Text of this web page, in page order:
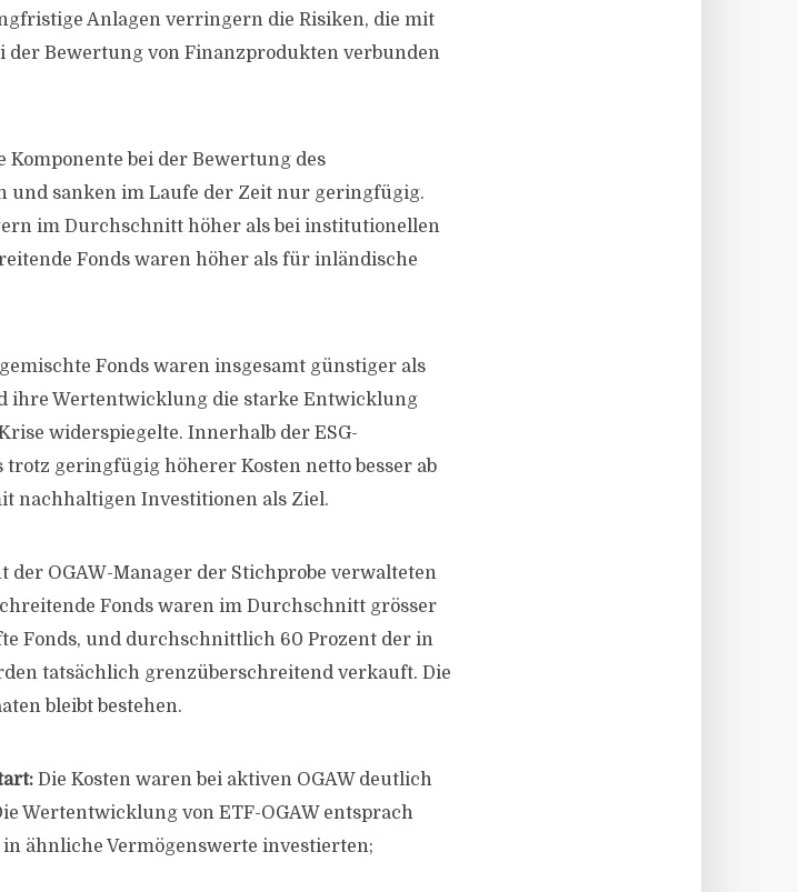
Anlagen verringern die Risiken, die mit
Bewertung von Finanzprodukten verbunden
Komponente bei der Bewertung des
sanken im Laufe der Zeit nur geringfügig.
im Durchschnitt höher als bei institutionellen
Fonds waren höher als für inländische
Fonds waren insgesamt günstiger als
ihre Wertentwicklung die starke Entwicklung
widerspiegelte. Innerhalb der ESG-
geringfügig höherer Kosten netto besser ab
nachhaltigen Investitionen als Ziel.
der OGAW-Manager der Stichprobe verwalteten
Fonds waren im Durchschnitt grösser
Fonds, und durchschnittlich 60 Prozent der in
tatsächlich grenzüberschreitend verkauft. Die
bleibt bestehen.
Die Kosten waren bei aktiven OGAW deutlich
Wertentwicklung von ETF-OGAW entsprach
ähnliche Vermögenswerte investierten;